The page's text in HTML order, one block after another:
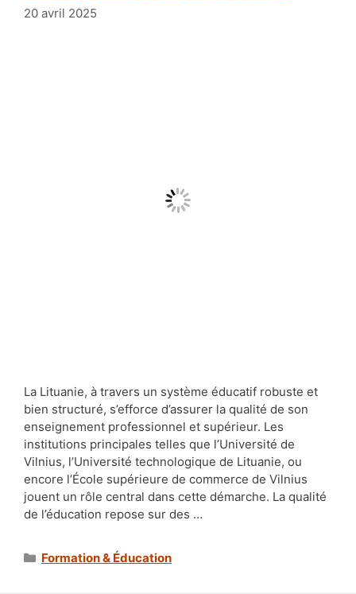
20 avril 2025
La Lituanie, à travers un système éducatif robuste et
bien structuré, s’efforce d’assurer la qualité de son
enseignement professionnel et supérieur. Les
institutions principales telles que l’Université de
Vilnius, l’Université technologique de Lituanie, ou
encore l’École supérieure de commerce de Vilnius
jouent un rôle central dans cette démarche. La qualité
de l’éducation repose sur des …
Catégories
Formation & Éducation